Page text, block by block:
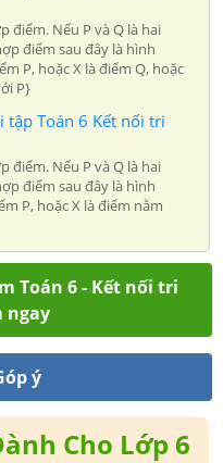
điểm. Nếu P và Q là hai
điểm sau đây là hình
P, hoặc X là điểm Q, hoặc
P}
tập Toán 6 Kết nối tri
điểm. Nếu P và Q là hai
điểm sau đây là hình
P, hoặc X là điểm nằm
Toán 6 - Kết nối tri
ngay
ý
Cho Lớp 6